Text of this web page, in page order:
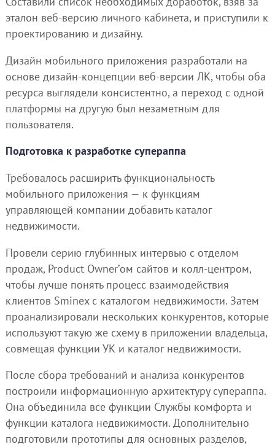
эталон веб-версию личного кабинета, и приступили к
проектированию и дизайну.
Дизайн мобильного приложения разработали на
основе дизайн-концепции веб-версии ЛК, чтобы оба
ресурса выглядели консистентно, а переход с одной
платформы на другую был незаметным для
пользователя.
Подготовка к разработке супераппа
Требовалось расширить функциональность
мобильного приложения — к функциям
управляющей компании добавить каталог
недвижимости.
Провели серию глубинных интервью с отделом
продаж, Product Owner’ом сайтов и колл-центром,
чтобы лучше понять процесс взаимодействия
клиентов Sminex c каталогом недвижимости. Затем
проанализировали нескольких конкурентов, которые
используют такую же схему в приложении владельца,
совмещая функции УК и каталог недвижимости.
После сбора требований и анализа конкурентов
построили информационную архитектуру супераппа.
Она объединила все функции Службы комфорта и
функции каталога недвижимости. Дополнительно
подготовили прототипы для основных разделов,